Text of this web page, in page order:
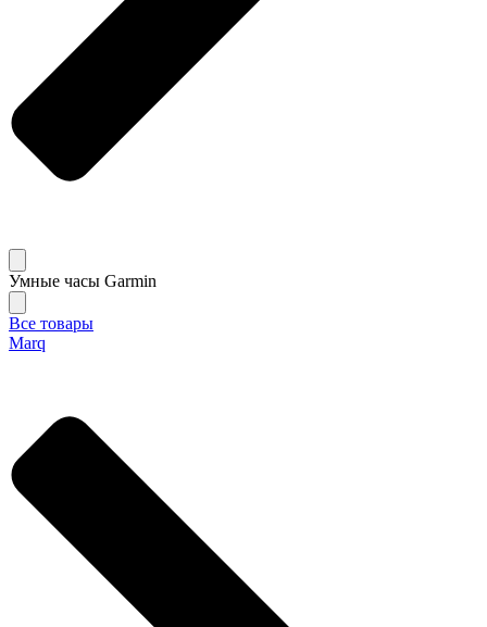
Умные часы Garmin
Все товары
Marq